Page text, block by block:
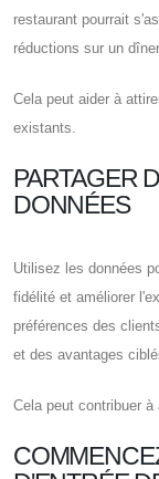
restaurant pourrait
réductions sur un
Cela peut aider à
existants.
PARTAGER
DONNÉES
Utilisez les données
fidélité et améliorer
préférences des
et des avantages
Cela peut contribuer